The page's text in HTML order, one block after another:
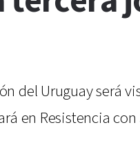
del Uruguay será
en Resistencia